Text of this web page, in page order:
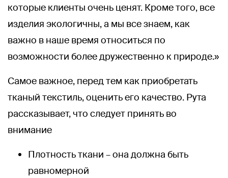
которые клиенты очень ценят. Кроме того, все
изделия экологичны, а мы все знаем, как
важно в наше время относиться по
возможности более дружественно к природе.»
Самое важное, перед тем как приобретать
тканый текстиль, оценить его качество. Рута
рассказывает, что следует принять во
внимание
Плотность ткани – она должна быть
равномерной